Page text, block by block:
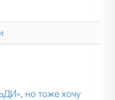
но тоже хочу